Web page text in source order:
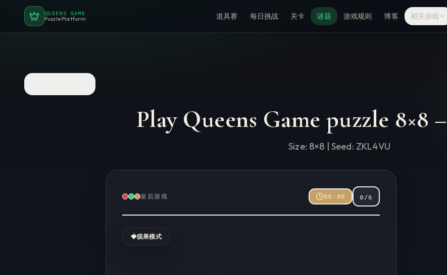
QUEENS GAME
Puzzle Platform 道具赛 每日挑战 关卡 谜题 游戏规则 博客 相关游戏
Play Queens Game puzzle 8×8 –
Size: 8×8 | Seed: ZKL4VU
皇后游戏 00:00 0/8
🍓缤果模式